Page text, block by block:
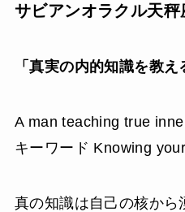
サビアンオラクル天秤
「真実の内的知識を教え
A man teaching true
キーワード Knowing
真の知識は自己の核から